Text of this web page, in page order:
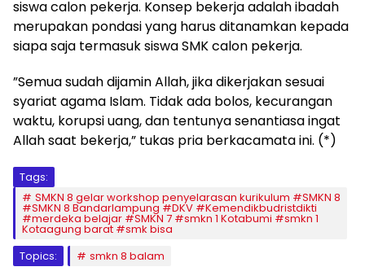
siswa calon pekerja. Konsep bekerja adalah ibadah
merupakan pondasi yang harus ditanamkan kepada
siapa saja termasuk siswa SMK calon pekerja.
”Semua sudah dijamin Allah, jika dikerjakan sesuai
syariat agama Islam. Tidak ada bolos, kecurangan
waktu, korupsi uang, dan tentunya senantiasa ingat
Allah saat bekerja,” tukas pria berkacamata ini. (*)
Tags:
SMKN 8 gelar workshop penyelarasan kurikulum #SMKN 8
#SMKN 8 Bandarlampung #DKV #Kemendikbudristdikti
#merdeka belajar #SMKN 7 #smkn 1 Kotabumi #smkn 1
Kotaagung barat #smk bisa
Topics:
smkn 8 balam